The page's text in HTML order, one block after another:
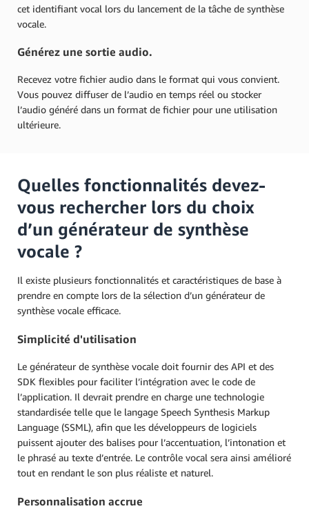
cet identifiant vocal lors du lancement de la tâche de synthèse
vocale.
Générez une sortie audio.
Recevez votre fichier audio dans le format qui vous convient.
Vous pouvez diffuser de l’audio en temps réel ou stocker
l’audio généré dans un format de fichier pour une utilisation
ultérieure.
Quelles fonctionnalités devez-
vous rechercher lors du choix
d’un générateur de synthèse
vocale ?
Il existe plusieurs fonctionnalités et caractéristiques de base à
prendre en compte lors de la sélection d’un générateur de
synthèse vocale efficace.
Simplicité d'utilisation
Le générateur de synthèse vocale doit fournir des API et des
SDK flexibles pour faciliter l’intégration avec le code de
l’application. Il devrait prendre en charge une technologie
standardisée telle que le langage Speech Synthesis Markup
Language (SSML), afin que les développeurs de logiciels
puissent ajouter des balises pour l’accentuation, l’intonation et
le phrasé au texte d’entrée. Le contrôle vocal sera ainsi amélioré
tout en rendant le son plus réaliste et naturel.
Personnalisation accrue